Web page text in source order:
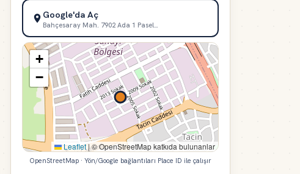
Google'da Aç
Bahçesaray Mah. 7902 Ada 1 Pasel…
+
−
Leaflet|© OpenStreetMap katkıda bulunanlar
OpenStreetMap · Yön/Google bağlantıları Place ID ile çalışır